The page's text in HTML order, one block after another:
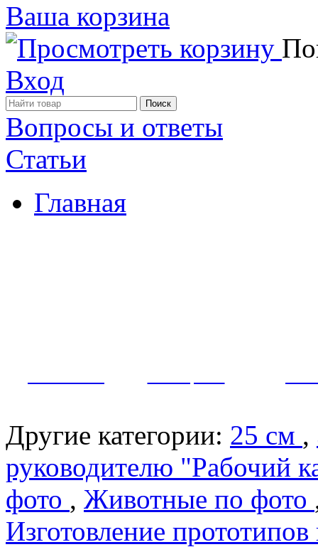
Ваша корзина
Вход
Вопросы и ответы
Статьи
Главная
Другие категории: 25 см ,
руководителю "Рабочий
фото , Животные по фото
Изготовление